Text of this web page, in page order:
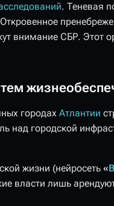
. Теневая
внимание СБР. Этот
городах Атлантии
над городской
жизни (нейросеть «
власти лишь